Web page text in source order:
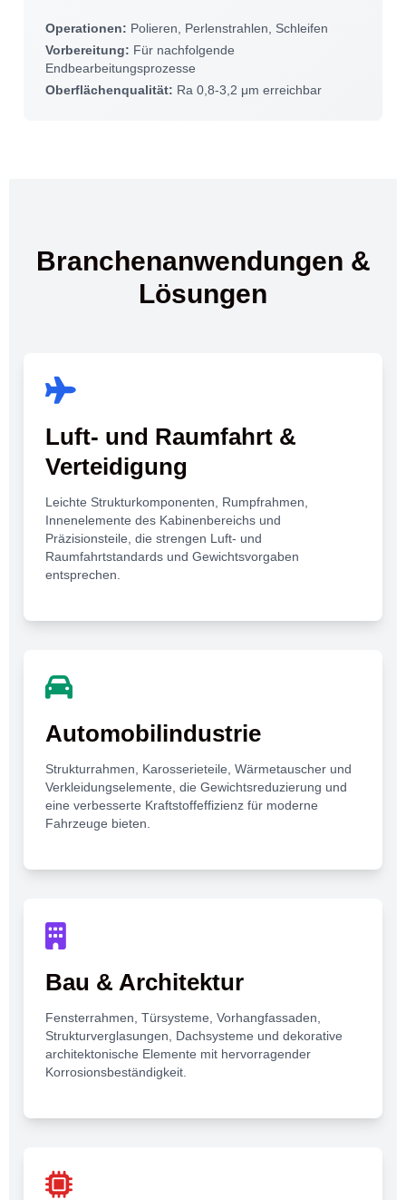
Operationen: Polieren, Perlenstrahlen, Schleifen
Vorbereitung: Für nachfolgende
Endbearbeitungsprozesse
Oberflächenqualität: Ra 0,8-3,2 μm erreichbar
Branchenanwendungen &
Lösungen
Luft- und Raumfahrt &
Verteidigung
Leichte Strukturkomponenten, Rumpfrahmen,
Innenelemente des Kabinenbereichs und
Präzisionsteile, die strengen Luft- und
Raumfahrtstandards und Gewichtsvorgaben
entsprechen.
Automobilindustrie
Strukturrahmen, Karosserieteile, Wärmetauscher und
Verkleidungselemente, die Gewichtsreduzierung und
eine verbesserte Kraftstoffeffizienz für moderne
Fahrzeuge bieten.
Bau & Architektur
Fensterrahmen, Türsysteme, Vorhangfassaden,
Strukturverglasungen, Dachsysteme und dekorative
architektonische Elemente mit hervorragender
Korrosionsbeständigkeit.